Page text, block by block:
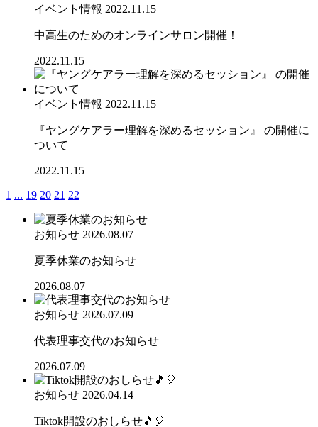
イベント情報 2022.11.15
中高生のためのオンラインサロン開催！
2022.11.15
イベント情報 2022.11.15
『ヤングケアラー理解を深めるセッション』 の開催に
ついて
2022.11.15
1 ... 19 20 21 22
お知らせ 2026.08.07
夏季休業のお知らせ
2026.08.07
お知らせ 2026.07.09
代表理事交代のお知らせ
2026.07.09
お知らせ 2026.04.14
Tiktok開設のおしらせ🎵🎈